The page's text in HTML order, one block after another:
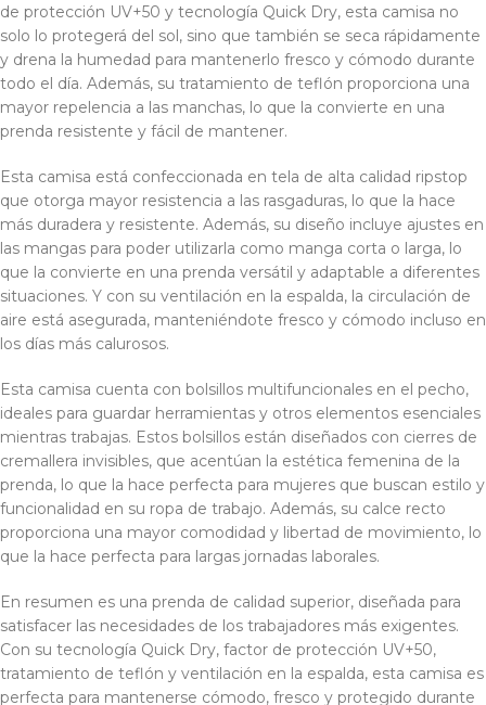
de protección UV+50 y tecnología Quick Dry, esta camisa no
solo lo protegerá del sol, sino que también se seca rápidamente
y drena la humedad para mantenerlo fresco y cómodo durante
todo el día. Además, su tratamiento de teflón proporciona una
mayor repelencia a las manchas, lo que la convierte en una
prenda resistente y fácil de mantener.
Esta camisa está confeccionada en tela de alta calidad ripstop
que otorga mayor resistencia a las rasgaduras, lo que la hace
más duradera y resistente. Además, su diseño incluye ajustes en
las mangas para poder utilizarla como manga corta o larga, lo
que la convierte en una prenda versátil y adaptable a diferentes
situaciones. Y con su ventilación en la espalda, la circulación de
aire está asegurada, manteniéndote fresco y cómodo incluso en
los días más calurosos.
Esta camisa cuenta con bolsillos multifuncionales en el pecho,
ideales para guardar herramientas y otros elementos esenciales
mientras trabajas. Estos bolsillos están diseñados con cierres de
cremallera invisibles, que acentúan la estética femenina de la
prenda, lo que la hace perfecta para mujeres que buscan estilo y
funcionalidad en su ropa de trabajo. Además, su calce recto
proporciona una mayor comodidad y libertad de movimiento, lo
que la hace perfecta para largas jornadas laborales.
En resumen es una prenda de calidad superior, diseñada para
satisfacer las necesidades de los trabajadores más exigentes.
Con su tecnología Quick Dry, factor de protección UV+50,
tratamiento de teflón y ventilación en la espalda, esta camisa es
perfecta para mantenerse cómodo, fresco y protegido durante